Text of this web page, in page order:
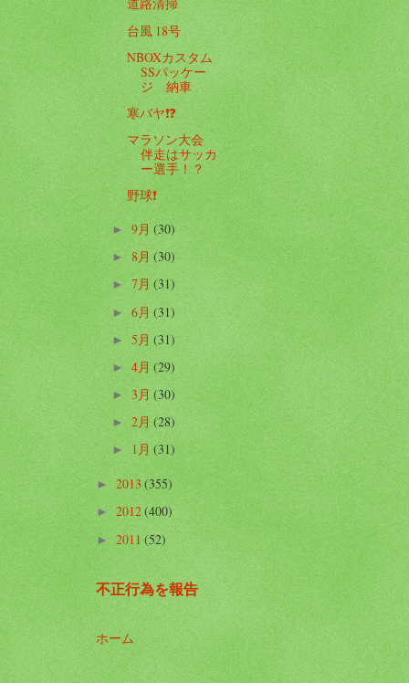
道路清掃
台風 18号
NBOXカスタム
SSパッケー
ジ 納車
寒バヤ❗️❓
マラソン大会
伴走はサッカ
ー選手！？
野球❗️
►9月(30)
►8月(30)
►7月(31)
►6月(31)
►5月(31)
►4月(29)
►3月(30)
►2月(28)
►1月(31)
►2013(355)
►2012(400)
►2011(52)
不正行為を報告
ホーム